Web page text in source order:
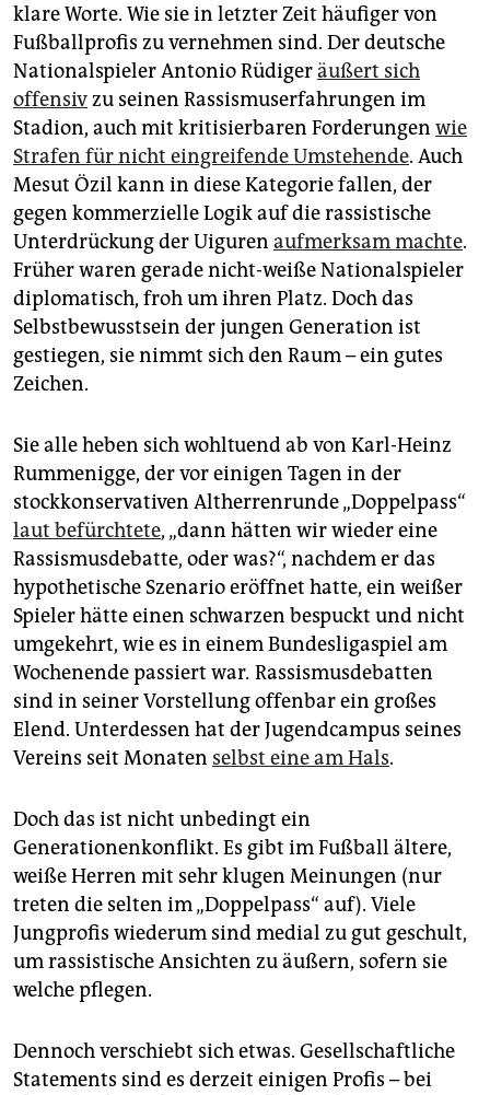
klare Worte. Wie sie in letzter Zeit häufiger von
Fußballprofis zu vernehmen sind. Der deutsche
Nationalspieler Antonio Rüdigeräußert sich
offensivzu seinen Rassismuserfahrungen im
Stadion, auch mit kritisierbaren Forderungen wie
Strafen für nicht eingreifende Umstehende. Auch
Mesut Özil kann in diese Kategorie fallen, der
gegen kommerzielle Logik auf die rassistische
Unterdrückung der Uiguren aufmerksam machte.
Früher waren gerade nicht-weiße Nationalspieler
diplomatisch, froh um ihren Platz. Doch das
Selbstbewusstsein der jungen Generation ist
gestiegen, sie nimmt sich den Raum – ein gutes
Zeichen.
Sie alle heben sich wohltuend ab von Karl-Heinz
Rummenigge, der vor einigen Tagen in der
stockkonservativen Altherrenrunde „Doppelpass“
laut befürchtete, „dann hätten wir wieder eine
Rassismusdebatte, oder was?“, nachdem er das
hypothetische Szenario eröffnet hatte, ein weißer
Spieler hätte einen schwarzen bespuckt und nicht
umgekehrt, wie es in einem Bundesligaspiel am
Wochenende passiert war. Ras­sismusdebatten
sind in seiner Vorstellung offenbar ein großes
Elend. Unterdessen hat der Jugendcampus seines
Vereins seit Monaten selbst eine am Hals.
Doch das ist nicht unbedingt ein
Generationenkonflikt. Es gibt im Fußball ältere,
weiße Herren mit sehr klugen Meinungen (nur
treten die selten im „Doppelpass“ auf). Viele
Jungprofis wiederum sind medial zu gut geschult,
um rassistische Ansichten zu äußern, sofern sie
welche pflegen.
Dennoch verschiebt sich etwas. Gesellschaftliche
Statements sind es derzeit einigen Profis – bei